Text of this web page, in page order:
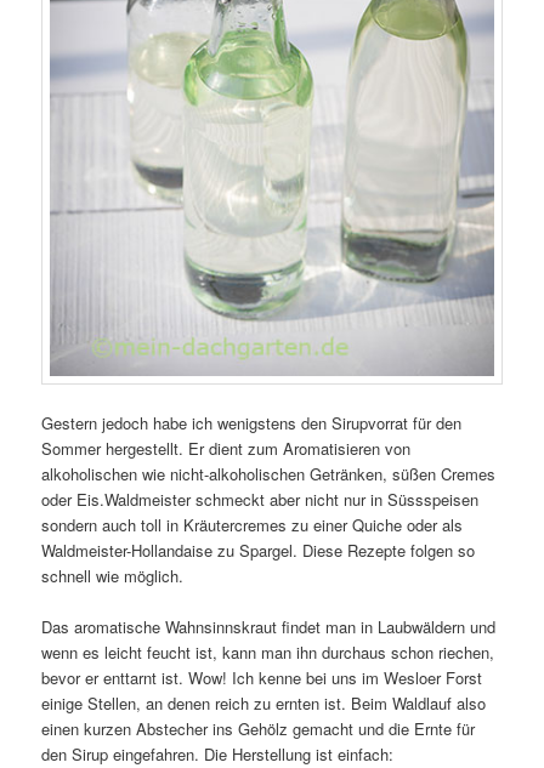
Gestern jedoch habe ich wenigstens den Sirupvorrat für den
Sommer hergestellt. Er dient zum Aromatisieren von
alkoholischen wie nicht-alkoholischen Getränken, süßen Cremes
oder Eis.Waldmeister schmeckt aber nicht nur in Süssspeisen
sondern auch toll in Kräutercremes zu einer Quiche oder als
Waldmeister-Hollandaise zu Spargel. Diese Rezepte folgen so
schnell wie möglich.
Das aromatische Wahnsinnskraut findet man in Laubwäldern und
wenn es leicht feucht ist, kann man ihn durchaus schon riechen,
bevor er enttarnt ist. Wow! Ich kenne bei uns im Wesloer Forst
einige Stellen, an denen reich zu ernten ist. Beim Waldlauf also
einen kurzen Abstecher ins Gehölz gemacht und die Ernte für
den Sirup eingefahren. Die Herstellung ist einfach: